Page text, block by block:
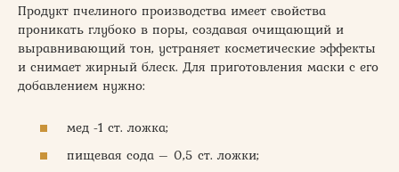
Продукт пчелиного производства имеет свойства
проникать глубоко в поры, создавая очищающий и
выравнивающий тон, устраняет косметические эффекты
и снимает жирный блеск. Для приготовления маски с его
добавлением нужно:
мед -1 ст. ложка;
пищевая сода – 0,5 ст. ложки;